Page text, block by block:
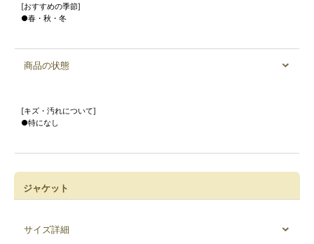
[おすすめの季節]
●春・秋・冬
商品の状態
[キズ・汚れについて]
●特になし
ジャケット
サイズ詳細